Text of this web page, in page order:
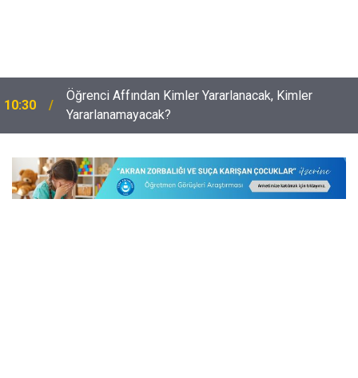
10:30
Öğrenci Affından Kimler Yararlanacak, Kimler
Yararlanamayacak?